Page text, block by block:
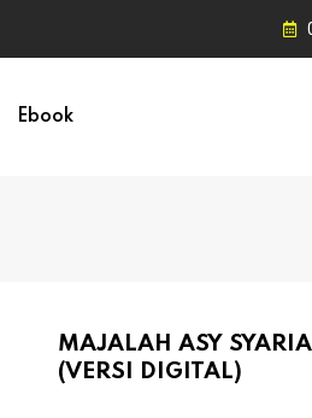
Ebook
MAJALAH ASY
(VERSI DIGITAL)